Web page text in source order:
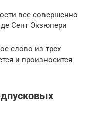
все совершенно
Сент Экзюпери
слово из трех
и произносится